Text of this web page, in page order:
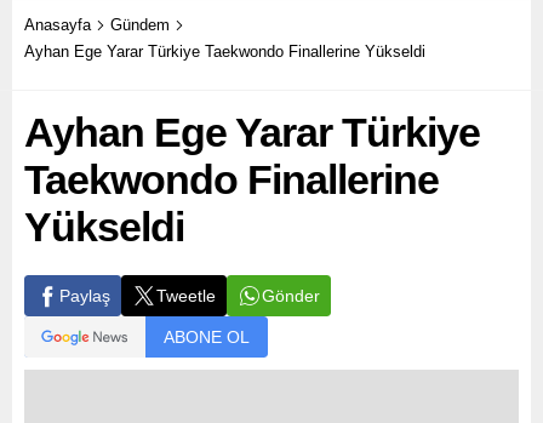
Anasayfa
Gündem
Ayhan Ege Yarar Türkiye Taekwondo Finallerine Yükseldi
Ayhan Ege Yarar Türkiye
Taekwondo Finallerine
Yükseldi
Paylaş Tweetle Gönder
ABONE OL